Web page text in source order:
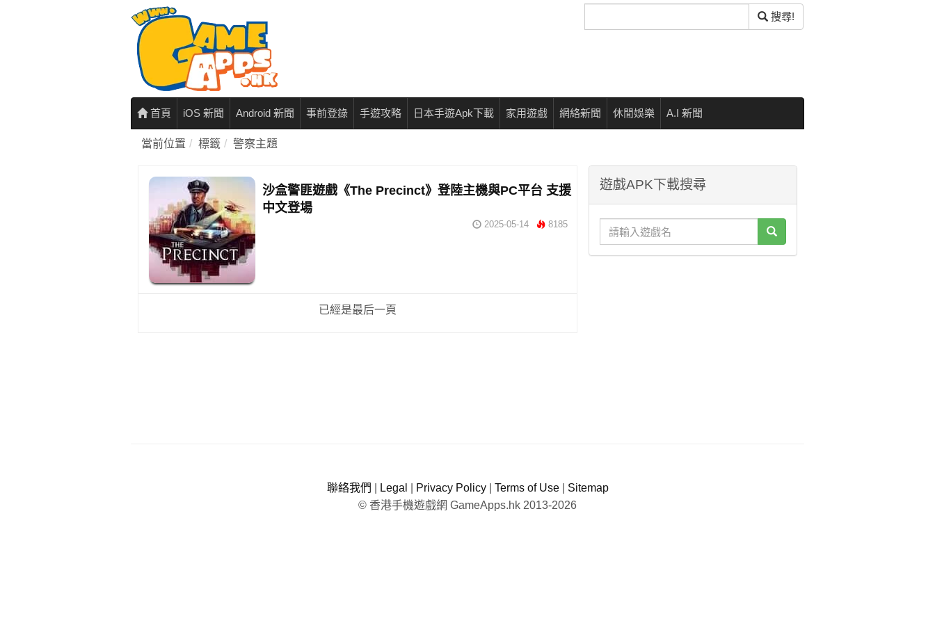
尋
搜尋!
首頁 iOS 新聞 Android 新聞 事前登錄 手遊攻略 日本手遊Apk下載 家用遊戲 網絡新聞 休閒娛樂 A.I 新聞
當前位置 標籤 警察主題
沙盒警匪遊戲《The Precinct》登陸主機與PC平台 支援
中文登場
2025-05-14 8185
已經是最后一頁
遊戲APK下載搜尋
聯絡我們 Legal Privacy Policy| Terms of Use| Sitemap
© 香港手機遊戲網 GameApps.hk 2013-2026